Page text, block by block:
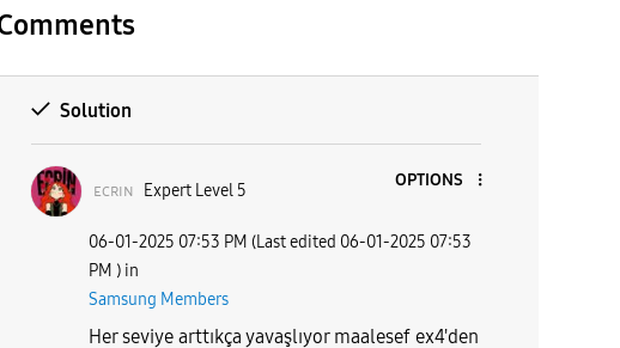
Solution
ᴇᴄʀɪɴ Expert Level 5
OPTIONS
‎06-01-2025 07:53 PM (Last edited ‎06-01-2025 07:53
PM ) in
Samsung Members
Her seviye arttıkça yavaşlıyor maalesef ex4'den